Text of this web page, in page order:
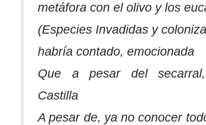
metáfora con el olivo y los
(Especies Invadidas y
habría contado, emocionada
Que a pesar del
Castilla
A pesar de, ya no conocer